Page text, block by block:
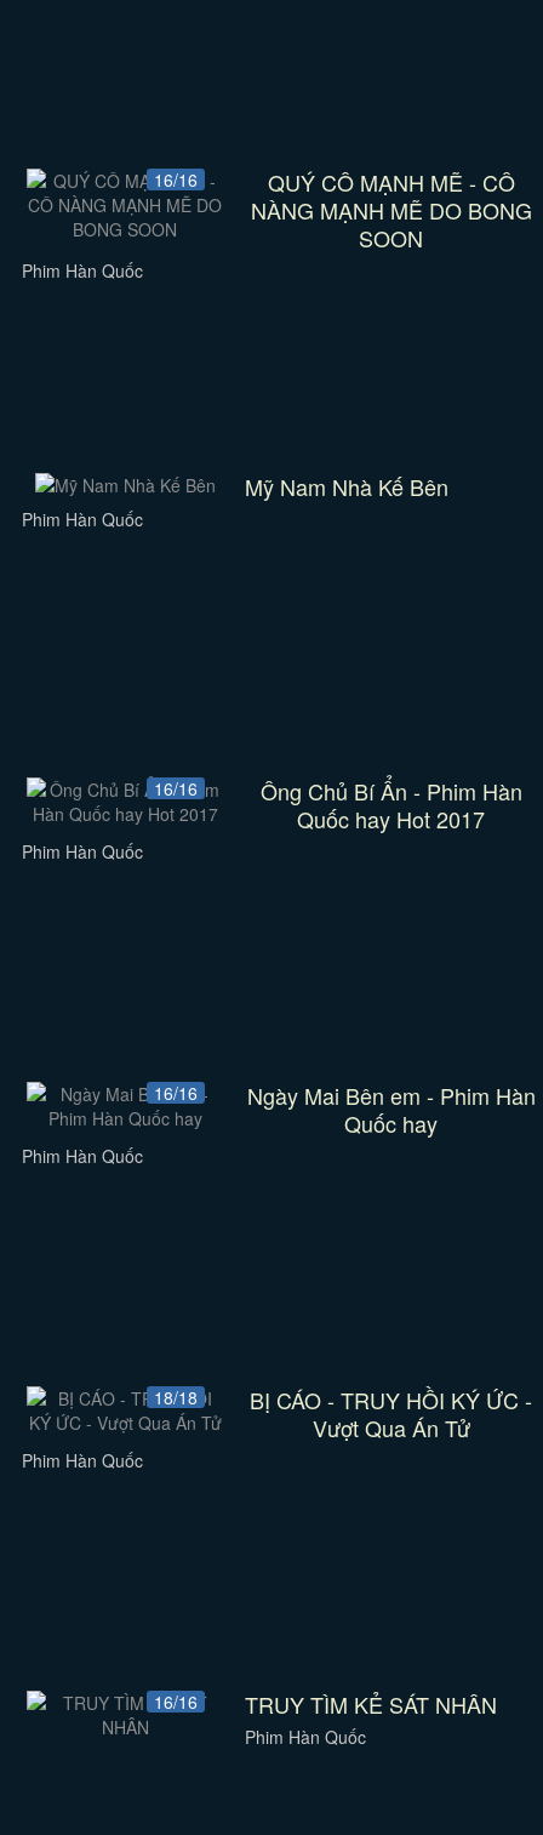
16/16
QUÝ CÔ MẠNH MẼ - CÔ
NÀNG MẠNH MẼ DO BONG
SOON
Phim Hàn Quốc
Mỹ Nam Nhà Kế Bên
Phim Hàn Quốc
16/16
Ông Chủ Bí Ẩn - Phim Hàn
Quốc hay Hot 2017
Phim Hàn Quốc
16/16
Ngày Mai Bên em - Phim Hàn
Quốc hay
Phim Hàn Quốc
18/18
BỊ CÁO - TRUY HỒI KÝ ỨC -
Vượt Qua Án Tử
Phim Hàn Quốc
16/16 TRUY TÌM KẺ SÁT NHÂN
Phim Hàn Quốc